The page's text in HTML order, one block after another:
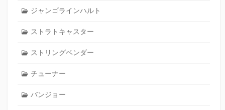
ジャンゴラインハルト
ストラトキャスター
ストリングベンダー
チューナー
バンジョー